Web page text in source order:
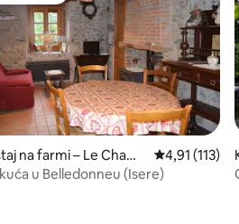
na farmi – Le Champ
Prosječna
4,91 (113)
u Belledonneu (Isere)